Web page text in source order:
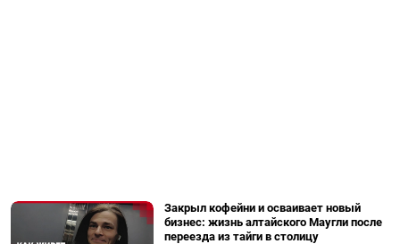
Закрыл кофейни и осваивает новый
бизнес: жизнь алтайского Маугли после
переезда из тайги в столицу